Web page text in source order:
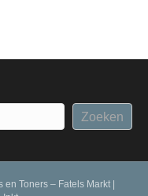
Zoeken
Toners – Fatels Markt